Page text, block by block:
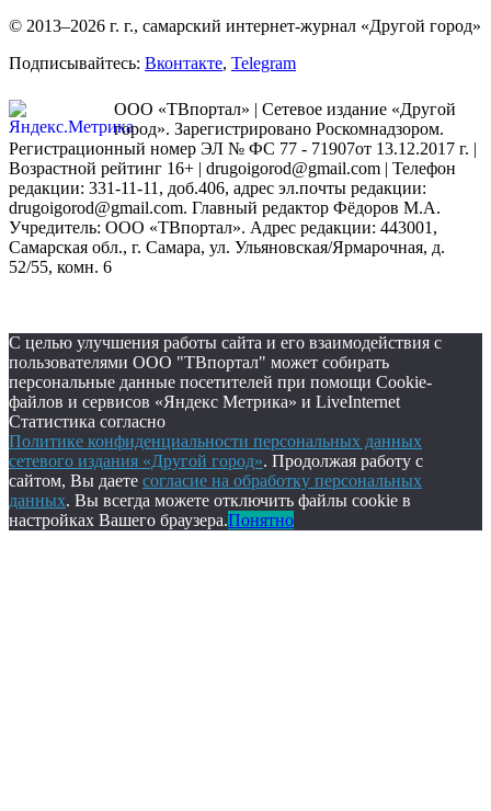
© 2013–2026 г. г., самарский интернет-журнал «Другой город»
Подписывайтесь: Вконтакте, Telegram
ООО «ТВпортал» | Сетевое издание «Другой
город». Зарегистрировано Роскомнадзором.
Регистрационный номер ЭЛ № ФС 77 - 71907от 13.12.2017 г. |
Возрастной рейтинг 16+ | drugoigorod@gmail.com | Телефон
редакции: 331-11-11, доб.406, адрес эл.почты редакции:
drugoigorod@gmail.com. Главный редактор Фёдоров М.А.
Учредитель: ООО «ТВпортал». Адрес редакции: 443001,
Самарская обл., г. Самара, ул. Ульяновская/Ярмарочная, д.
52/55, комн. 6
С целью улучшения работы сайта и его взаимодействия с
пользователями ООО "ТВпортал" может собирать
персональные данные посетителей при помощи Cookie-
файлов и сервисов «Яндекс Метрика» и LiveInternet
Статистика согласно
Политике конфиденциальности персональных данных
сетевого издания «Другой город». Продолжая работу с
сайтом, Вы даете согласие на обработку персональных
данных. Вы всегда можете отключить файлы cookie в
настройках Вашего браузера.Понятно